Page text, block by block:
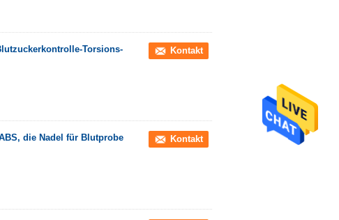
Torsions-
Kontakt
die Nadel für Blutprobe
Kontakt